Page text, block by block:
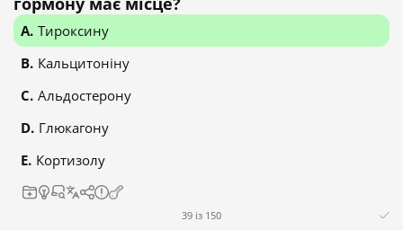
Тироксину
Кальцитоніну
Альдостерону
Глюкагону
Кортизолу
39 із 150